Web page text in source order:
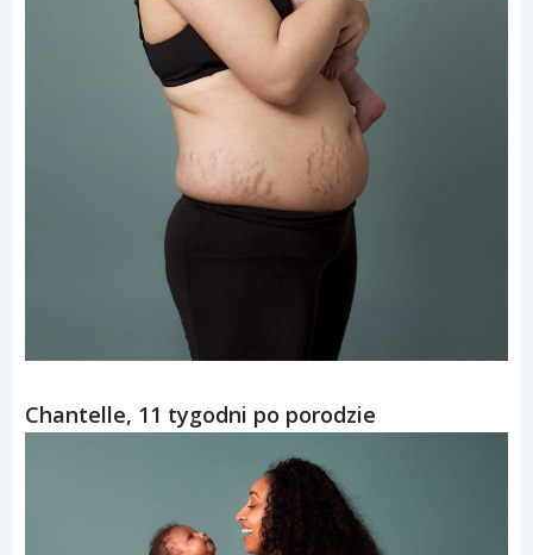
Chantelle, 11 tygodni po porodzie